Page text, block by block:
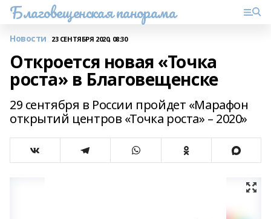
Благовещенская панорама
Новости 23 СЕНТЯБРЯ 2020, 08:30
Откроется новая «Точка
роста» в Благовещенске
29 сентября в России пройдет «Марафон
открытий центров «Точка роста» – 2020»